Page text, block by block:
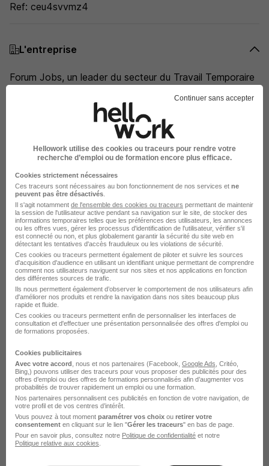
Ref: ceu4svvmz4
L'entreprise
Forum Jobs, un leader du secteur du Travail Temporaire
actif dans divers secteurs en France :
- Industrie : agroalimentaire, métallurgie, plasturgie...
- Tertiaire
- BTP
- Nucléaire.
Notre expertise permettra d'offrir des solutions de
recrutement et de qualité, répondant aux besoins
spécifiques de chaque secteur.
ForumJobs en images
Continuer sans accepter
Hellowork utilise des cookies ou traceurs pour rendre votre
recherche d’emploi ou de formation encore plus efficace.
Cookies strictement nécessaires
Ces traceurs sont nécessaires au bon fonctionnement de nos services et ne
peuvent pas être désactivés
Il s'agit notamment de l'ensemble des cookies ou traceurs permettant de maintenir
la session de l'utilisateur active pendant sa navigation sur le site, de stocker des
informations temporaires telles que les préférences des utilisateurs, les annonces
ou les offres vues, gérer les processus d'identification de l'utilisateur, vérifier s'il
est connecté ou non, et plus globalement garantir la sécurité du site web en
détectant les tentatives d'accès frauduleux ou les violations de sécurité.
Ces cookies ou traceurs permettent également de piloter et suivre les sources
d'acquisition d'audience en utilisant un identifiant unique permettant de comprendre
comment nos utilisateurs naviguent sur nos sites et nos applications en fonction
des différentes sources de trafic.
Ils nous permettent également d’observer le comportement de nos utilisateurs afin
d'améliorer nos produits et rendre la navigation dans nos sites beaucoup plus
rapide et fluide.
Ces cookies ou traceurs permettent enfin de personnaliser les interfaces de
consultation et d'effectuer une présentation personnalisée des offres d'emploi ou
de formations proposées.
Cookies publicitaires
Avec votre accord , nous et nos partenaires (Facebook, Google Ads , Critéo,
Bing,) pouvons utiliser des traceurs pour vous proposer des publicités pour des
offres d’emploi ou des offres de formations personnalisés afin d’augmenter vos
probabilités de trouver rapidement un emploi ou une formation.
Nos partenaires personnalisent ces publicités en fonction de votre navigation, de
votre profil et de vos centres d’intérêt.
Vous pouvez à tout moment paramétrer vos choix ou retirer votre
consentement en cliquant sur le lien "Gérer les traceurs" en bas de page.
Pour en savoir plus, consultez notre Politique de confidentialité et notre
Politique relative aux cookies